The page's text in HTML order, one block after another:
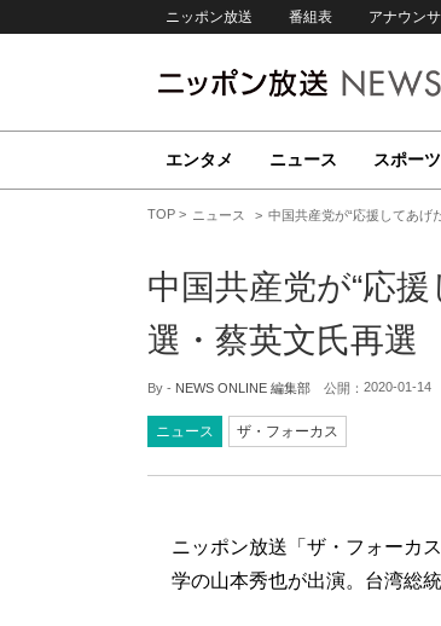
ニッポン放送 番組表 アナウン
エンタメ ニュース スポーツ
TOP ニュース 中国共産党が“応援してあげ
中国共産党が“応
選・蔡英文氏再選
By - NEWS ONLINE 編集部 公開： 2020-01-14
ニュース ザ・フォーカス
ニッポン放送「ザ・フォーカ
学の山本秀也が出演。台湾総